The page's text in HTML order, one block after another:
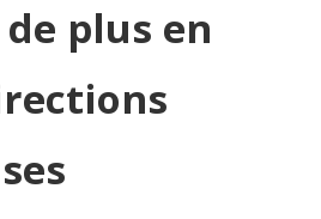
plus en